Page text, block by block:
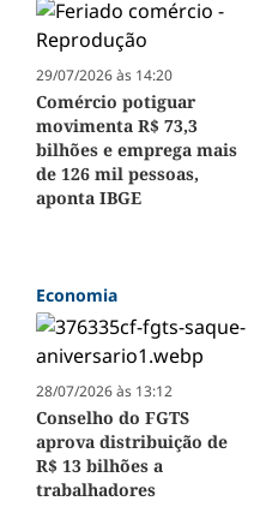
29/07/2026 às 14:20
Comércio potiguar
movimenta R$ 73,3
bilhões e emprega mais
de 126 mil pessoas,
aponta IBGE
Economia
28/07/2026 às 13:12
Conselho do FGTS
aprova distribuição de
R$ 13 bilhões a
trabalhadores